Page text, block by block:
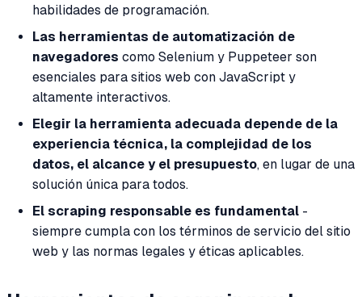
habilidades de programación.
Las herramientas de automatización de
navegadores como Selenium y Puppeteer son
esenciales para sitios web con JavaScript y
altamente interactivos.
Elegir la herramienta adecuada depende de la
experiencia técnica, la complejidad de los
datos, el alcance y el presupuesto, en lugar de una
solución única para todos.
El scraping responsable es fundamental -
siempre cumpla con los términos de servicio del sitio
web y las normas legales y éticas aplicables.